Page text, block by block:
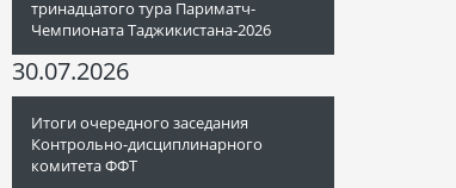
тринадцатого тура Париматч-
Чемпионата Таджикистана-2026
30.07.2026
Итоги очередного заседания
Контрольно-дисциплинарного
комитета ФФТ